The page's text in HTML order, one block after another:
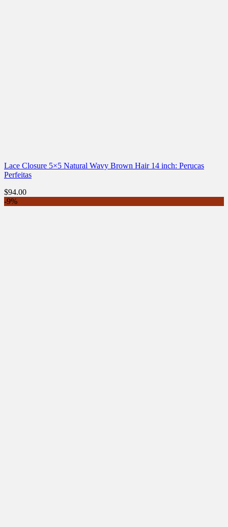
Lace Closure 5×5 Natural Wavy Brown Hair 14 inch: Perucas
Perfeitas
$94.00
-9%